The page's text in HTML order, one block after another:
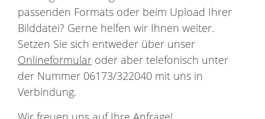
passenden Formats oder beim Upload Ihrer
Bilddatei? Gerne helfen wir Ihnen weiter.
Setzen Sie sich entweder über unser
Onlineformular oder aber telefonisch unter
der Nummer 06173/322040 mit uns in
Verbindung.